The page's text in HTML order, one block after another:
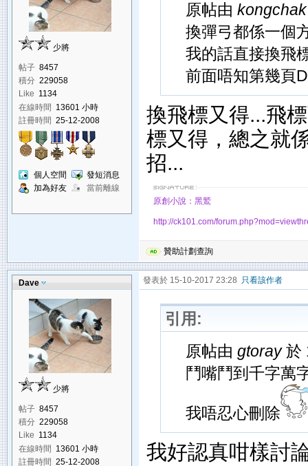
少將
帖子 8457
積分 229058
Like 1134
在線時間 13601 小時
註冊時間 25-12-2008
個人空間
發短消息
加為好友
當前離線
原帖由 kongchak
換彈弓都係一個
我的話直接換飛
前面唔知第幾頁
換飛標又得...飛
標又得，總之就
招...
原創小說：黑鷲
http://ck101.com/
贊助計劃查詢
Dave
少將
帖子 8457
積分 229058
Like 1134
在線時間 13601 小時
註冊時間 25-12-2008
發表於 15-10-2017 23:28 只看該作者
引用:
原帖由 gtoray於
鬥嘴鬥到千字萬
我唔忍心刪除
我好認真咁樣討